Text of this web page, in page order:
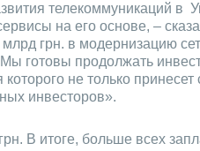
телекоммуникаций в
на его основе, –
грн. в модернизацию
готовы продолжать
не только принесет
инвесторов».
В итоге, больше всех